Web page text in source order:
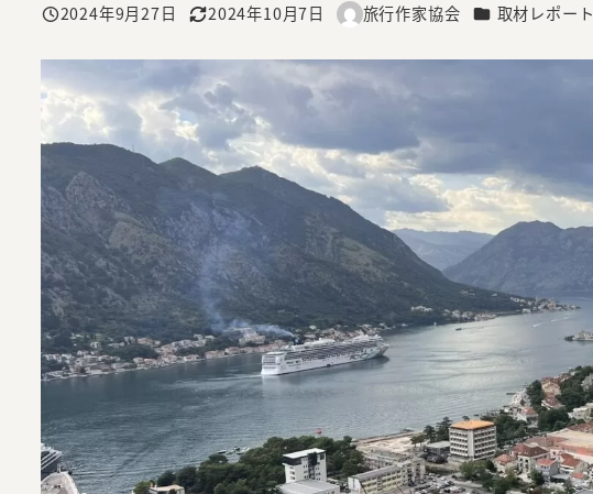
投稿日
2024年9月27日
更新日
2024年10月7日
著
旅行作家協会 カテゴリー
取材レポート